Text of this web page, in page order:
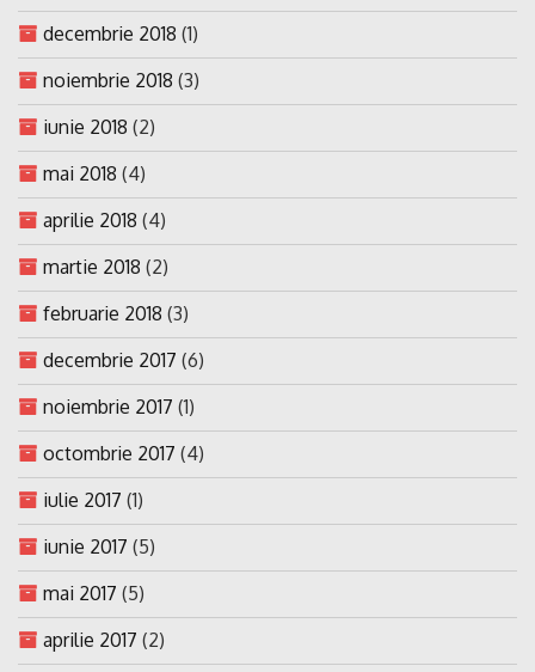
decembrie 2018 (1)
noiembrie 2018 (3)
iunie 2018 (2)
mai 2018 (4)
aprilie 2018 (4)
martie 2018 (2)
februarie 2018 (3)
decembrie 2017 (6)
noiembrie 2017 (1)
octombrie 2017 (4)
iulie 2017 (1)
iunie 2017 (5)
mai 2017 (5)
aprilie 2017 (2)